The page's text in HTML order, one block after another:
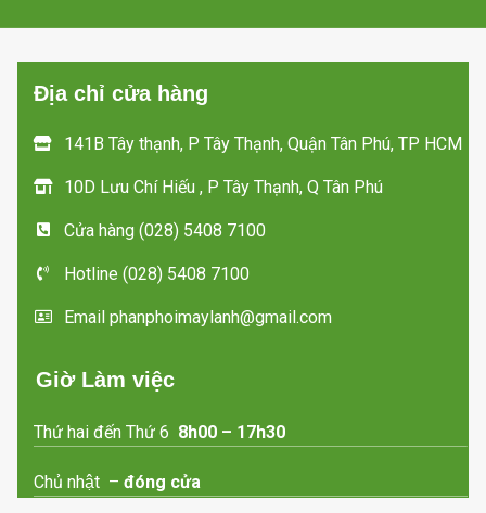
Địa chỉ cửa hàng
141B Tây thạnh, P Tây Thạnh, Quận Tân Phú, TP HCM
10D Lưu Chí Hiếu , P Tây Thạnh, Q Tân Phú
Cửa hàng (028) 5408 7100
Hotline (028) 5408 7100
Email phanphoimaylanh@gmail.com
Giờ Làm việc
Thứ hai đến Thứ 6 8h00 – 17h30
Chủ nhật –đóng cửa